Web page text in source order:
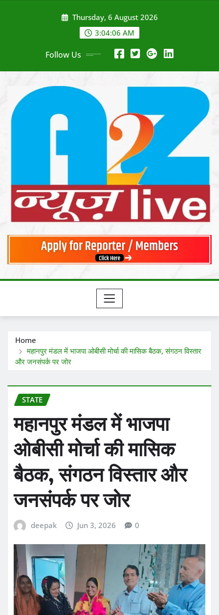
Thursday, 6 August 2026
3:04:08 AM
Follow Us
Home
महानपुर मंडल में भाजपा ओबीसी मोर्चा की मासिक बैठक, संगठन विस्तार
और जनसंपर्क पर जोर
STATE
महानपुर मंडल में भाजपा
ओबीसी मोर्चा की मासिक
बैठक, संगठन विस्तार और
जनसंपर्क पर जोर
deepak Jun 3, 2026 0